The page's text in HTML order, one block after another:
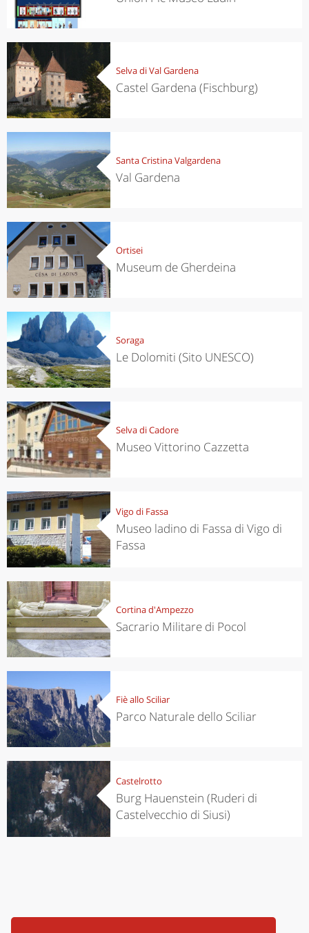
Selva di Val Gardena
Castel Gardena (Fischburg)
Santa Cristina Valgardena
Val Gardena
Ortisei
Museum de Gherdeina
Soraga
Le Dolomiti (Sito UNESCO)
Selva di Cadore
Museo Vittorino Cazzetta
Vigo di Fassa
Museo ladino di Fassa di Vigo di
Fassa
Cortina d'Ampezzo
Sacrario Militare di Pocol
Fiè allo Sciliar
Parco Naturale dello Sciliar
Castelrotto
Burg Hauenstein (Ruderi di
Castelvecchio di Siusi)